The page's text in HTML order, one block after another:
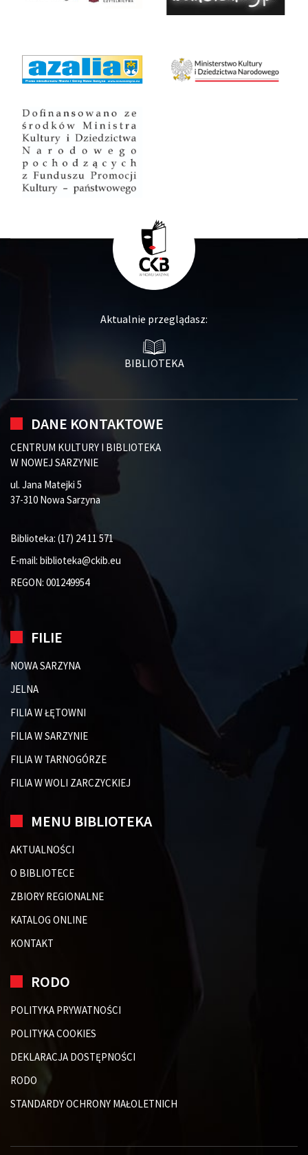
Aktualnie przeglądasz:
BIBLIOTEKA
DANE KONTAKTOWE
CENTRUM KULTURY I BIBLIOTEKA
W NOWEJ SARZYNIE
ul. Jana Matejki 5
37-310 Nowa Sarzyna
Biblioteka: (17) 24 11 571
E-mail: biblioteka@ckib.eu
REGON: 001249954
FILIE
NOWA SARZYNA
JELNA
FILIA W ŁĘTOWNI
FILIA W SARZYNIE
FILIA W TARNOGÓRZE
FILIA W WOLI ZARCZYCKIEJ
MENU BIBLIOTEKA
AKTUALNOŚCI
O BIBLIOTECE
ZBIORY REGIONALNE
KATALOG ONLINE
KONTAKT
RODO
POLITYKA PRYWATNOŚCI
POLITYKA COOKIES
DEKLARACJA DOSTĘPNOŚCI
RODO
STANDARDY OCHRONY MAŁOLETNICH